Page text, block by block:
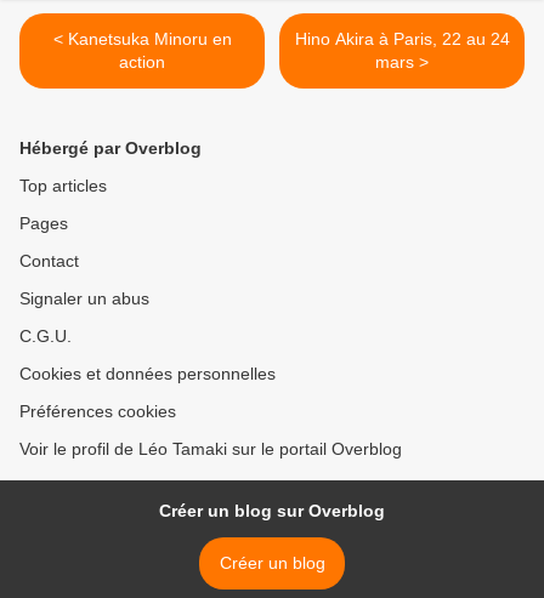
< Kanetsuka Minoru en
action
Hino Akira à Paris, 22 au 24
mars >
Hébergé par Overblog
Top articles
Pages
Contact
Signaler un abus
C.G.U.
Cookies et données personnelles
Préférences cookies
Voir le profil de Léo Tamaki sur le portail Overblog
Créer un blog sur Overblog
Créer un blog